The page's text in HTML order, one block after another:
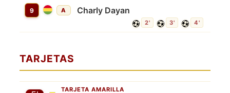
9 A Charly Dayan
2' 3' 4'
TARJETAS
TARJETA AMARILLA